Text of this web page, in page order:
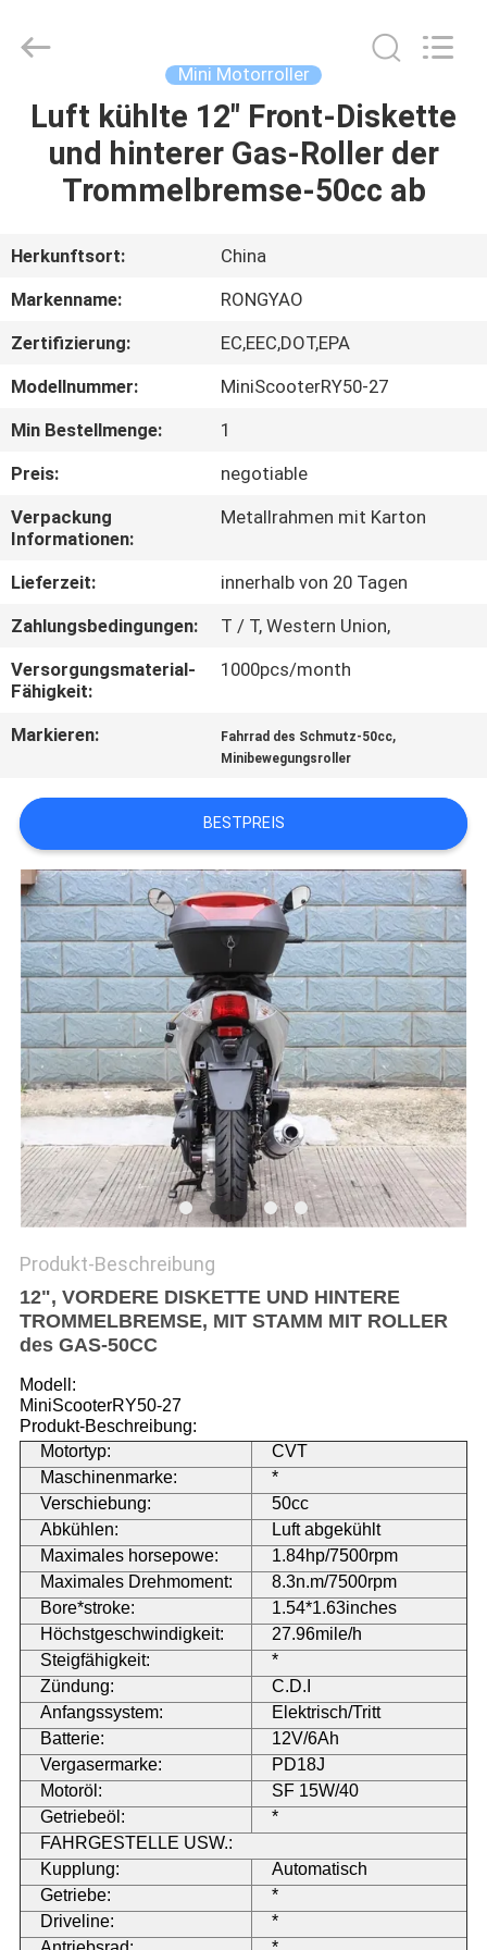
HAUS
PRODUKTE
ÜBER
UNS
FABRIK-
AUSFLUG
QUALITÄTSKONTROLLE
TRETEN
SIE
MIT
IN
VERBINDUNG
FORDERN
SIE
EIN
ZITAT
SITEMAP
DATENSCHUTZRICHTLINIE
Co.,Ltd.
Mini Motorroller
Luft kühlte 12" Front-Diskette
und hinterer Gas-Roller der
Trommelbremse-50cc ab
Herkunftsort:
China
Markenname:
RONGYAO
Zertifizierung:
EC,EEC,DOT,EPA
Modellnummer:
MiniScooterRY50-27
Min Bestellmenge:
1
Preis:
negotiable
Verpackung
Informationen:
Metallrahmen mit Karton
Lieferzeit:
innerhalb von 20 Tagen
Zahlungsbedingungen:
T / T, Western Union,
Versorgungsmaterial-
Fähigkeit:
1000pcs/month
Markieren: Fahrrad des Schmutz-50cc,
Minibewegungsroller
BESTPREIS
Produkt-Beschreibung
12", VORDERE DISKETTE UND HINTERE
TROMMELBREMSE, MIT STAMM MIT ROLLER
des GAS-50CC
Modell:
MiniScooterRY50-27
Produkt-Beschreibung:
Motortyp:
CVT
Maschinenmarke:
*
Verschiebung:
50cc
Abkühlen:
Luft abgekühlt
Maximales horsepowe:
1.84hp/7500rpm
Maximales Drehmoment:
8.3n.m/7500rpm
Bore*stroke:
1.54*1.63inches
Höchstgeschwindigkeit:
27.96mile/h
Steigfähigkeit:
*
Zündung:
C.D.I
Anfangssystem:
Elektrisch/Tritt
Batterie:
12V/6Ah
Vergasermarke:
PD18J
Motoröl:
SF 15W/40
Getriebeöl:
*
FAHRGESTELLE USW.:
Kupplung:
Automatisch
Getriebe:
*
Driveline:
*